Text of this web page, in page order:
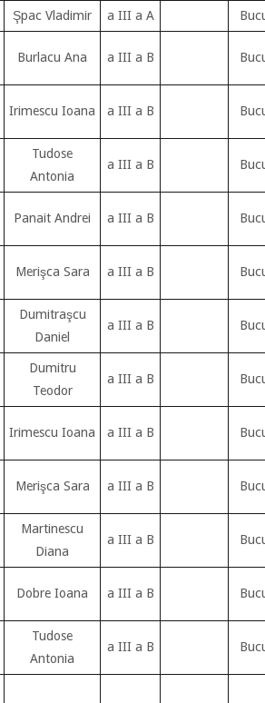
Şpac Vladimir a III a A
Burlacu Ana a III a B
Irimescu Ioana a III a B
Tudose
Antonia
a III a B
Panait Andrei a III a B
Merişca Sara a III a B
Dumitraşcu
Daniel
a III a B
Dumitru
Teodor
a III a B
Irimescu Ioana a III a B
Merişca Sara a III a B
Martinescu
Diana
a III a B
Dobre Ioana a III a B
Tudose
Antonia
a III a B